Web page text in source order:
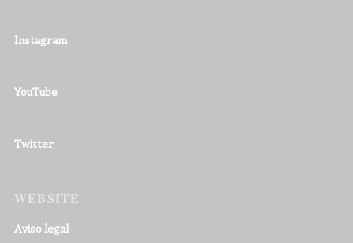
Instagram
YouTube
Twitter
WEBSITE
Aviso legal